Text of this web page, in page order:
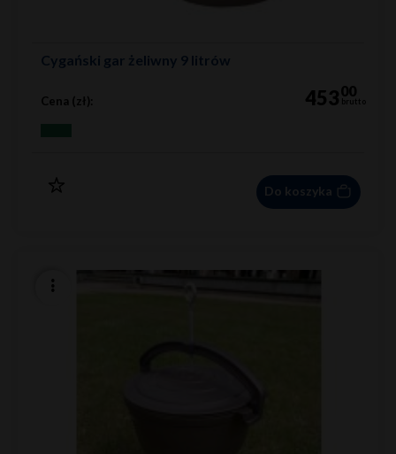
Cygański gar żeliwny 9 litrów
Cena (zł): 45300
brutto
Do koszyka